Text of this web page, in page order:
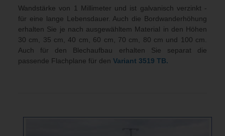
Wandstärke von 1 Millimeter und ist galvanisch verzinkt -
für eine lange Lebensdauer. Auch die Bordwanderhöhung
erhalten Sie je nach ausgewähltem Material in den Höhen
30 cm, 35 cm, 40 cm, 60 cm, 70 cm, 80 cm und 100 cm.
Auch für den Blechaufbau erhalten Sie separat die
passende Flachplane für den Variant 3519 TB.